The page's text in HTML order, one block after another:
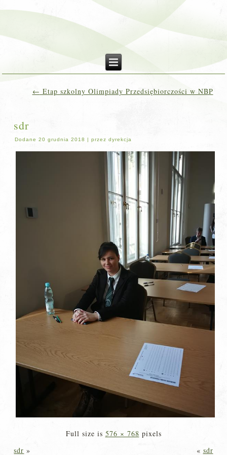
← Etap szkolny Olimpiady Przedsiębiorczości w NBP
sdr
Dodane 20 grudnia 2018 |przez dyrekcja
Full size is 576 × 768 pixels
sdr » « sdr